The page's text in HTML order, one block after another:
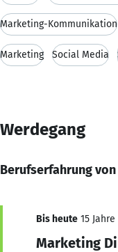
Marketing-Kommunikation
Marketing Social Media
Werdegang
Berufserfahrung von
Bis heute 15
Marketing